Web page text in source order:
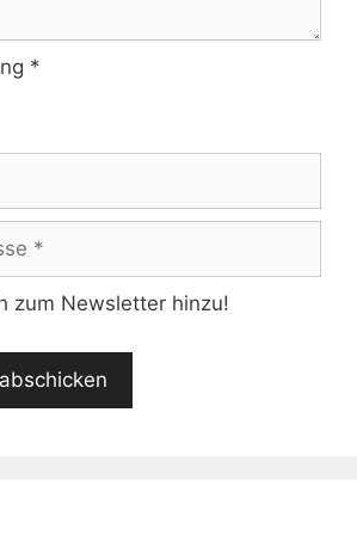
*
zum Newsletter hinzu!